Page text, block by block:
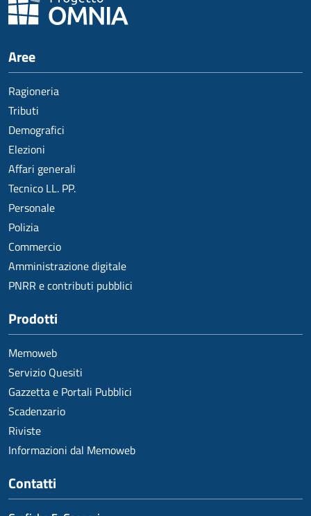
Aree
Ragioneria
Tributi
Demografici
Elezioni
Affari generali
Tecnico LL. PP.
Personale
Polizia
Commercio
Amministrazione digitale
PNRR e contributi pubblici
Prodotti
Memoweb
Servizio Quesiti
Gazzetta e Portali Pubblici
Scadenzario
Riviste
Informazioni dal Memoweb
Contatti